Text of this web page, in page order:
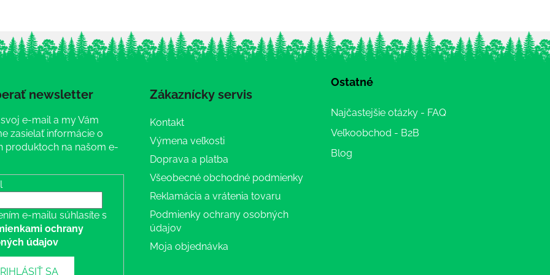
newsletter
e-mail a my Vám
zasielať informácie o
produktoch na našom e-
e-mailu súhlasíte s
ochrany
údajov
SA
Zákaznícky servis
Kontakt
Výmena veľkosti
Doprava a platba
Všeobecné obchodné podmienky
Reklamácia a vrátenia tovaru
Podmienky ochrany osobných
údajov
Moja objednávka
Ostatné
Najčastejšie otázky - FAQ
Veľkoobchod - B2B
Blog